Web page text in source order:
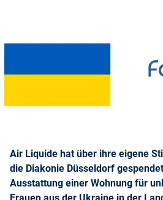
Air Liquide hat über ihre eigene
die Diakonie Düsseldorf
Ausstattung einer Wohnung für